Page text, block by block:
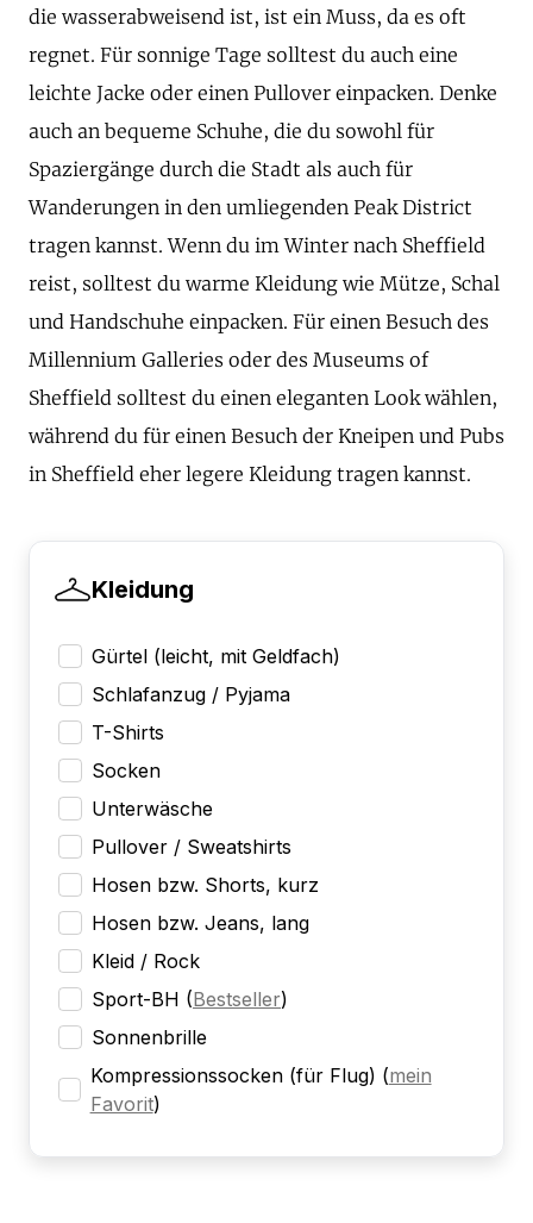
die wasserabweisend ist, ist ein Muss, da es oft
regnet. Für sonnige Tage solltest du auch eine
leichte Jacke oder einen Pullover einpacken. Denke
auch an bequeme Schuhe, die du sowohl für
Spaziergänge durch die Stadt als auch für
Wanderungen in den umliegenden Peak District
tragen kannst. Wenn du im Winter nach Sheffield
reist, solltest du warme Kleidung wie Mütze, Schal
und Handschuhe einpacken. Für einen Besuch des
Millennium Galleries oder des Museums of
Sheffield solltest du einen eleganten Look wählen,
während du für einen Besuch der Kneipen und Pubs
in Sheffield eher legere Kleidung tragen kannst.
Kleidung
Gürtel (leicht, mit Geldfach)
Schlafanzug / Pyjama
T-Shirts
Socken
Unterwäsche
Pullover / Sweatshirts
Hosen bzw. Shorts, kurz
Hosen bzw. Jeans, lang
Kleid / Rock
Sport-BH (Bestseller)
Sonnenbrille
Kompressionssocken (für Flug) (mein
Favorit)